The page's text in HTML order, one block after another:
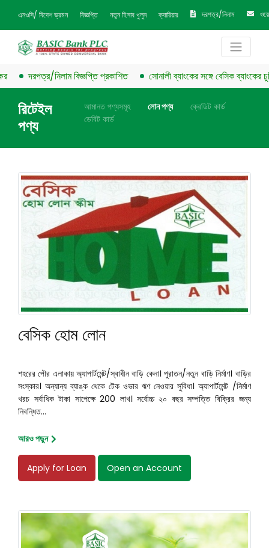
এনওসি/ বিদেশ ভ্রমন বিজ্ঞপ্তি নতুন হিসাব খুলুন ক্যারিয়ার দরপত্র/নিলাম
দরপত্র/নিলাম বিজ্ঞপ্তি প্রকাশিত সোনালী ব্যাংকের সঙ্গে বেসিক ব্যাংকের চুক্তি
রিটেইল
পণ্য
আমানত পণ্যসমূহ লোন পণ্য
ক্রেডিট কার্ড
ডেবিট কার্ড
বেসিক হোম লোন
শহরের পৌর এলাকায় অ্যাপার্টমেন্ট/স্বাধীন বাড়ি কেনা। পুরাতন/নতুন বাড়ি নির্মাণ। বাড়ির
সংস্কার। অন্যান্য ব্যাঙ্ক থেকে টেক ওভার ঋণ নেওয়ার সুবিধা। অ্যাপার্টমেন্ট /নির্মাণ
খরচ সর্বাধিক টাকা সাপেক্ষে 200 লাখ। সর্বোচ্চ ২০ বছর সম্পত্তি বিক্রির জন্য
নিবন্ধিত...
আরও পড়ুন
Apply for Loan Open an Account